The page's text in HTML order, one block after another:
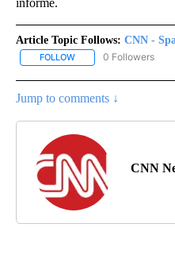
informe.
Article Topic Follows: CNN -
FOLLOW FOLLOW "CNN -
0 Followers
Jump to comments ↓
CNN